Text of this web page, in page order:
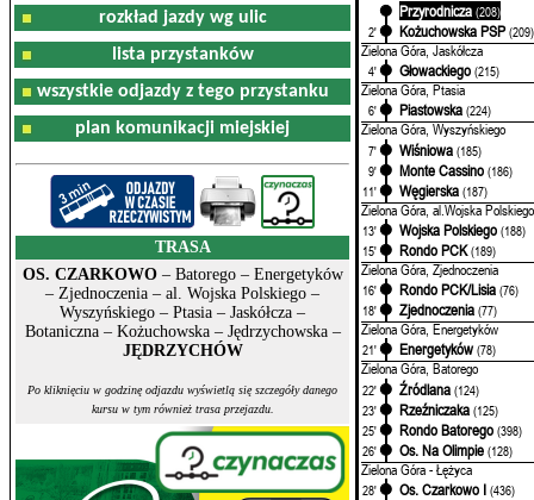
rozkład jazdy wg ulic
lista przystanków
wszystkie odjazdy z tego przystanku
plan komunikacji miejskiej
TRASA
OS. CZARKOWO– Batorego – Energetyków
– Zjednoczenia – al. Wojska Polskiego –
Wyszyńskiego – Ptasia – Jaskółcza –
Botaniczna – Kożuchowska – Jędrzychowska –
JĘDRZYCHÓW
Po kliknięciu w godzinę odjazdu wyświetlą się szczegóły danego
kursu w tym również trasa przejazdu.
Przyrodnicza (208)
2'
Kożuchowska PSP (209)
Zielona Góra, Jaskółcza
4' Głowackiego (215)
Zielona Góra, Ptasia
6' Piastowska (224)
Zielona Góra, Wyszyńskiego
7' Wiśniowa (185)
9'
Monte Cassino (186)
11'
Węgierska (187)
Zielona Góra, al.Wojska Polskiego
13' Wojska Polskiego (188)
15'
Rondo PCK (189)
Zielona Góra, Zjednoczenia
16' Rondo PCK/Lisia (76)
18'
Zjednoczenia (77)
Zielona Góra, Energetyków
21' Energetyków (78)
Zielona Góra, Batorego
22' Źródlana (124)
23'
Rzeźniczaka (125)
25'
Rondo Batorego (398)
26'
Os. Na Olimpie (128)
Zielona Góra - Łężyca
28' Os. Czarkowo I (436)